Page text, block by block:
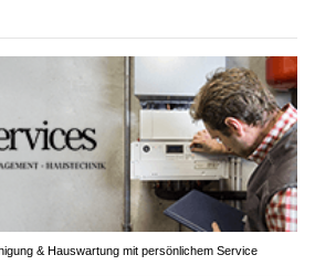
& Hauswartung mit persönlichem Service